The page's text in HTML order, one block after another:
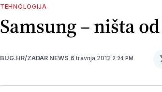
TEHNOLOGIJA
Samsung – ništa
BUG.HR/ZADAR NEWS 6 travnja 2012 2:24 PM.